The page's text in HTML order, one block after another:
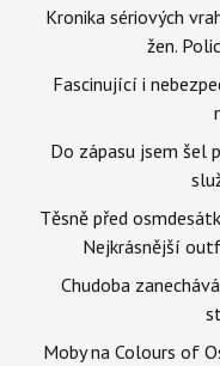
Kronika sériových
žen.
Fascinující i
Do zápasu jsem šel
Těsně před
Nejkrásnější
Chudoba
Moby na Colours of